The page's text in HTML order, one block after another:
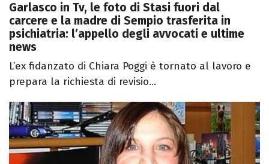
Garlasco in Tv, le foto di Stasi fuori dal
carcere e la madre di Sempio trasferita in
psichiatria: l’appello degli avvocati e ultime
news
L’ex fidanzato di Chiara Poggi è tornato al lavoro e
prepara la richiesta di revisio...